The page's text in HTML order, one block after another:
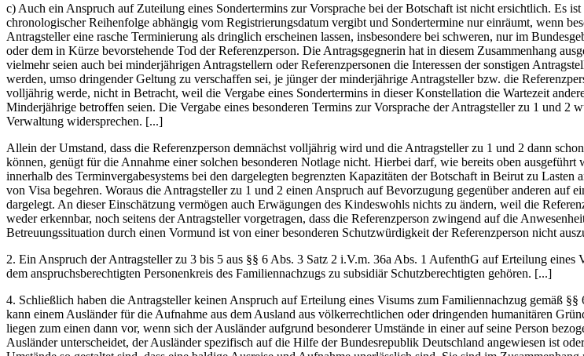
c) Auch ein Anspruch auf Zuteilung eines Sondertermins zur Vorsprache bei der Botschaft ist nicht ersichtlich. Es
chronologischer Reihenfolge abhängig vom Registrierungsdatum vergibt und Sondertermine nur einräumt, wenn
Antragsteller eine rasche Terminierung als dringlich erscheinen lassen, insbesondere bei schweren, nur im
oder dem in Kürze bevorstehende Tod der Referenzperson. Die Antragsgegnerin hat in diesem Zusammenhang
vielmehr seien auch bei minderjährigen Antragstellern oder Referenzpersonen die Interessen der sonstigen
werden, umso dringender Geltung zu verschaffen sei, je jünger der minderjährige Antragsteller bzw. die
volljährig werde, nicht in Betracht, weil die Vergabe eines Sondertermins in dieser Konstellation die Wartezeit
Minderjährige betroffen seien. Die Vergabe eines besonderen Termins zur Vorsprache der Antragsteller zu 1 und 2
Verwaltung widersprechen. [...]
Allein der Umstand, dass die Referenzperson demnächst volljährig wird und die Antragsteller zu 1 und 2 dann
können, genügt für die Annahme einer solchen besonderen Notlage nicht. Hierbei darf, wie bereits oben
innerhalb des Terminvergabesystems bei den dargelegten begrenzten Kapazitäten der Botschaft in Beirut zu
von Visa begehren. Woraus die Antragsteller zu 1 und 2 einen Anspruch auf Bevorzugung gegenüber anderen auf
dargelegt. An dieser Einschätzung vermögen auch Erwägungen des Kindeswohls nichts zu ändern, weil die
weder erkennbar, noch seitens der Antragsteller vorgetragen, dass die Referenzperson zwingend auf die
Betreuungssituation durch einen Vormund ist von einer besonderen Schutzwürdigkeit der Referenzperson nicht
2. Ein Anspruch der Antragsteller zu 3 bis 5 aus §§ 6 Abs. 3 Satz 2 i.V.m. 36a Abs. 1 AufenthG auf Erteilung
dem anspruchsberechtigten Personenkreis des Familiennachzugs zu subsidiär Schutzberechtigten gehören. [...]
4. Schließlich haben die Antragsteller keinen Anspruch auf Erteilung eines Visums zum Familiennachzug gemäß
kann einem Ausländer für die Aufnahme aus dem Ausland aus völkerrechtlichen oder dringenden humanitären
liegen zum einen dann vor, wenn sich der Ausländer aufgrund besonderer Umstände in einer auf seine Person
Ausländer unterscheidet, der Ausländer spezifisch auf die Hilfe der Bundesrepublik Deutschland angewiesen ist